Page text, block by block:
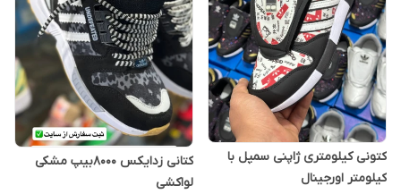
کتونی کیلومتری ژا‌پنی سمپل با
کیلومتر اورجینال
کتانی زدایکس ۸۰۰۰بیپ مشکی
لواکشی